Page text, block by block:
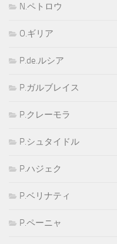
N.ペトロウ
O.ギリア
P.de.ルシア
P.ガルブレイス
P.クレーモラ
P.シュタイドル
P.ハジェク
P.ベリナティ
P.ペーニャ